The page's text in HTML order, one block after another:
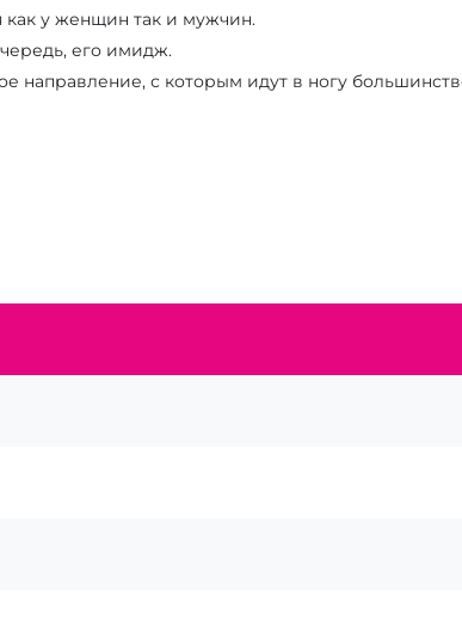
как у женщин так и мужчин.
его имидж.
направление, с которым идут в ногу